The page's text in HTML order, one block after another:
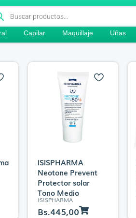
Capilar Maquillaje Uñas
ISISPHARMA
Neotone Prevent
Protector solar
Tono Medio
ISISPHARMA
Bs.445,00